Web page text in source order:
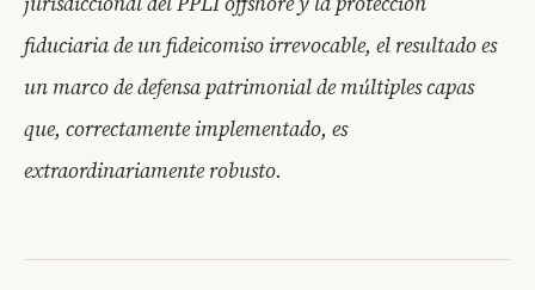
fiduciaria de un fideicomiso irrevocable, el resultado es
un marco de defensa patrimonial de múltiples capas
que, correctamente implementado, es
extraordinariamente robusto.